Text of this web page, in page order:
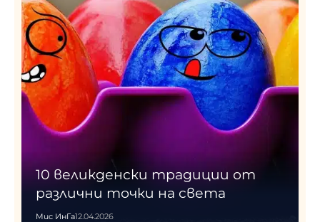
10 великденски традиции от
различни точки на света
Мис ИнГа12.04.2026